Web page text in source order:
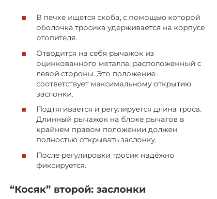
В печке ищется скоба, с помощью которой
оболочка тросика удерживается на корпусе
отопителя.
Отводится на себя рычажок из
оцинкованного металла, расположенный с
левой стороны. Это положение
соответствует максимальному открытию
заслонки.
Подтягивается и регулируется длина троса.
Длинный рычажок на блоке рычагов в
крайнем правом положении должен
полностью открывать заслонку.
После регулировки тросик надёжно
фиксируется.
“Косяк” второй: заслонки